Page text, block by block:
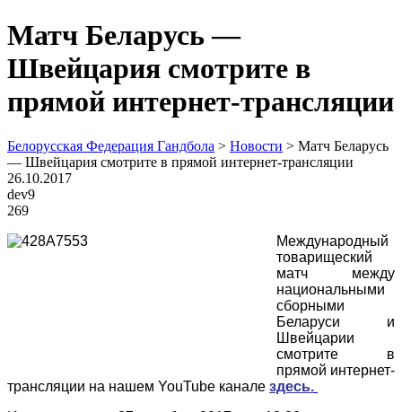
Матч Беларусь —
Швейцария смотрите в
прямой интернет-трансляции
Белорусская Федерация Гандбола > Новости > Матч Беларусь
— Швейцария смотрите в прямой интернет-трансляции
26.10.2017
dev9
269
Международный
товарищеский
матч между
национальными
сборными
Беларуси и
Швейцарии
смотрите в
прямой интернет-
трансляции на нашем YouTube канале здесь.